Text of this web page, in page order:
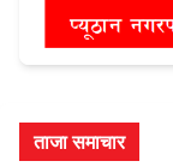
ताजा समाचार